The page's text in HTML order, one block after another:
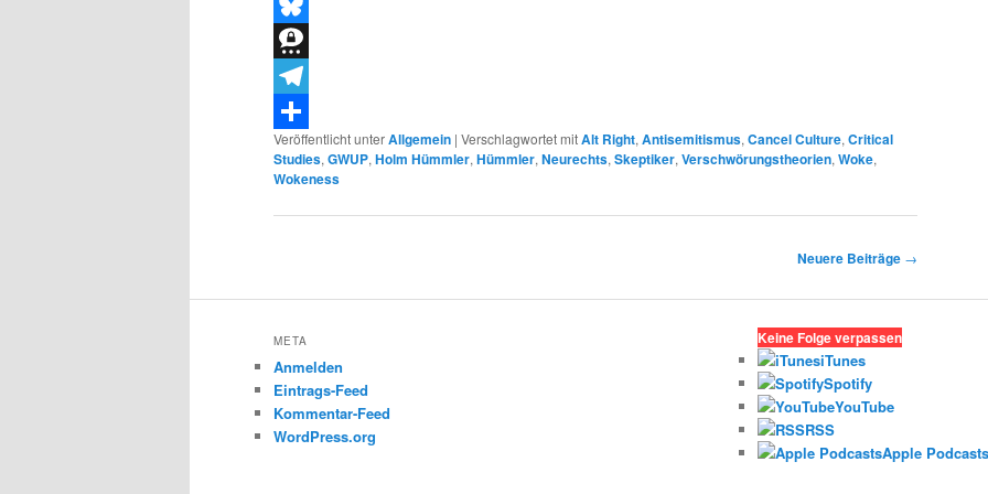
Threads
Bluesky
Threema
Telegram
Teilen
Veröffentlicht unterAllgemein | Verschlagwortet mitAlt Right, Antisemitismus, Cancel Culture, Critical
Studies, GWUP, Holm Hümmler, Hümmler, Neurechts, Skeptiker, Verschwörungstheorien, Woke,
Wokeness
Neuere Beiträge →
META
Anmelden
Eintrags-Feed
Kommentar-Feed
WordPress.org
Keine Folge verpassen
iTunes
Spotify
YouTube
RSS
Apple